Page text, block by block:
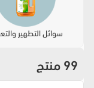
سوائل التطهير
99 منتج